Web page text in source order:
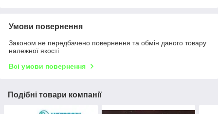
Умови повернення
Законом не передбачено повернення та обмін даного товару
належної якості
Всі умови повернення
Подібні товари компанії